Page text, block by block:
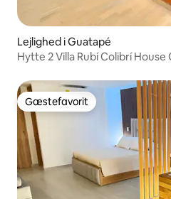
Lejlighed i Guatapé
Hytte 2 Villa Rubí Colibrí House
Gæstefavorit
Gæstefavorit